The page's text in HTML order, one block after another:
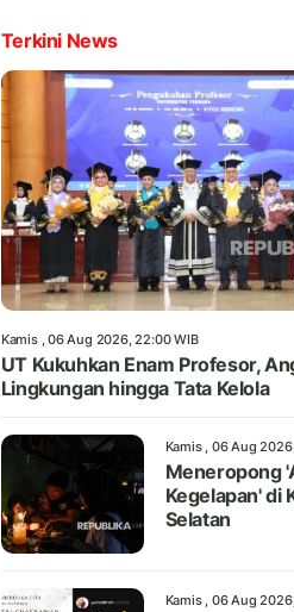
Terkini News
Kamis , 06 Aug 2026, 22:00 WIB
UT Kukuhkan Enam Profesor,
Lingkungan hingga Tata Kelola
Kamis , 06 Aug
Meneropong
Kegelapan' di
Selatan
Kamis , 06 Aug